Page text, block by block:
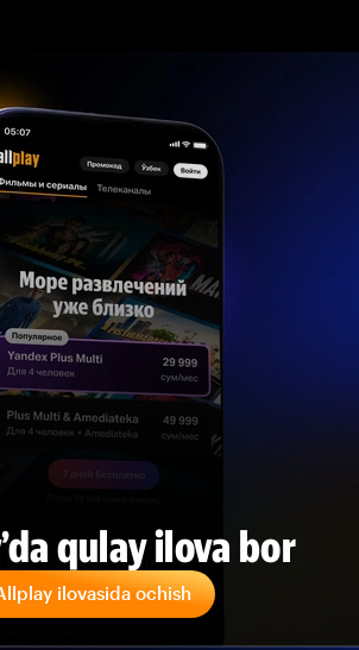
qulay ilova bor
ilovasida ochish